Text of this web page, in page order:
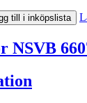
till i inköpslista
NSVB